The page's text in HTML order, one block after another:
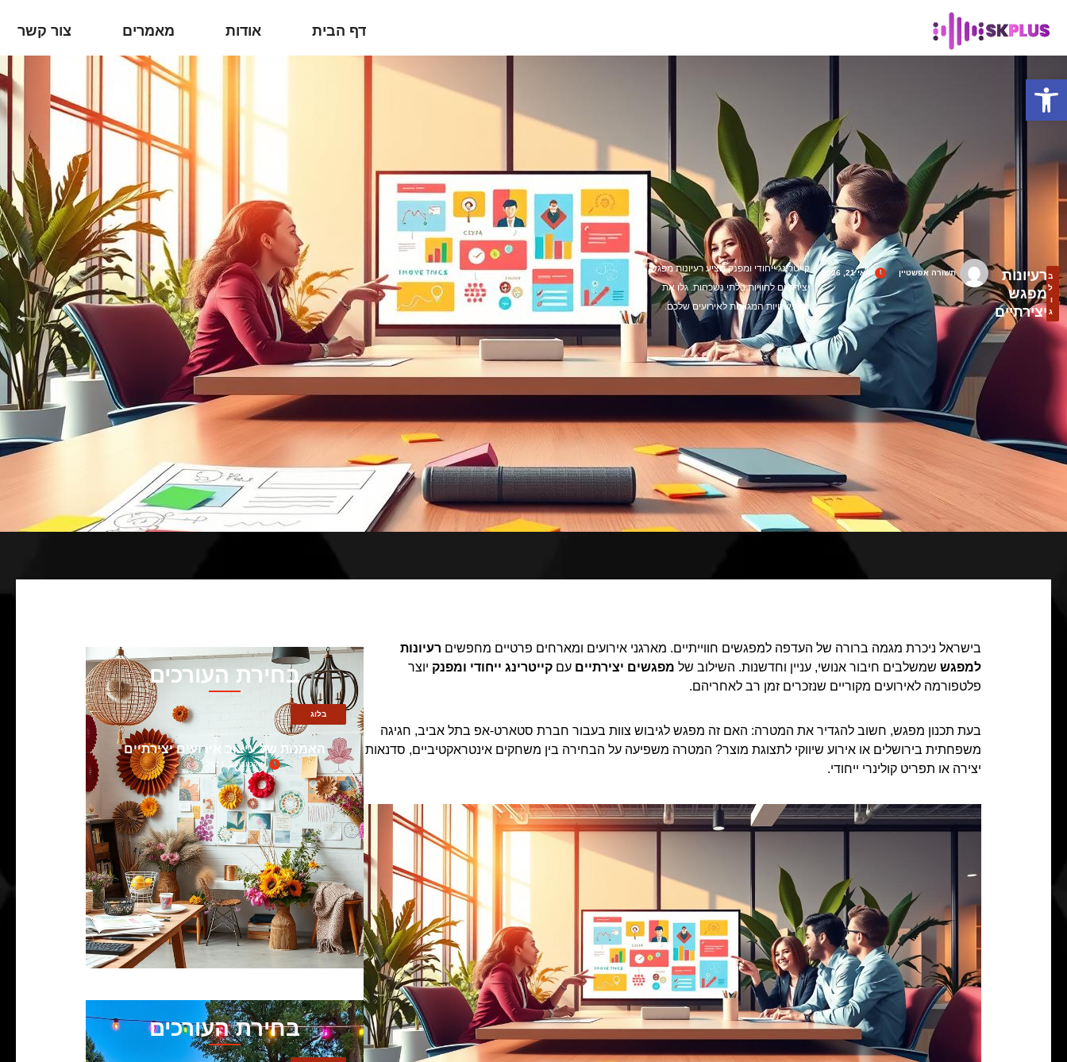
דף הבית אודות מאמרים צור קשר
ב
ל
ו
ג
רעיונות
מפגש
יצירתיים
תשורה אפשטיין מאי 21, 2026
קייטרינג ייחודי ומפנק מציע רעיונות מפגש
יצירתיים לחוויות בלתי נשכחות. גלו את
האפשרויות המגוונות לאירועים שלכם.
בישראל ניכרת מגמה ברורה של העדפה למפגשים חווייתיים. מארגני אירועים ומארחים פרטיים מחפשים רעיונות
למפגש שמשלבים חיבור אנושי, עניין וחדשנות. השילוב של מפגשים יצירתיים עם קייטרינג ייחודי ומפנק יוצר
פלטפורמה לאירועים מקוריים שנזכרים זמן רב לאחריהם.
בעת תכנון מפגש, חשוב להגדיר את המטרה: האם זה מפגש לגיבוש צוות בעבור חברת סטארט-אפ בתל אביב, חגיגה
משפחתית בירושלים או אירוע שיווקי לתצוגת מוצר? המטרה משפיעה על הבחירה בין משחקים אינטראקטיביים, סדנאות
יצירה או תפריט קולינרי ייחודי.
בחירת העורכים
בלוג
האמנות של עיצוב אירועים יצירתיים
אוקטובר 2, 2024
בחירת העורכים
פתח סרגל נגישות